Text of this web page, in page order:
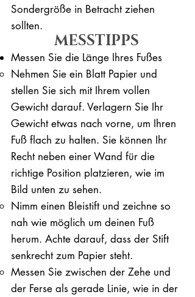
Sondergröße in Betracht ziehen
sollten.
MESSTIPPS
Messen Sie die Länge Ihres Fußes
Nehmen Sie ein Blatt Papier und
stellen Sie sich mit Ihrem vollen
Gewicht darauf. ​Verlagern Sie Ihr
Gewicht etwas nach vorne, um Ihren
Fuß flach zu halten. Sie können Ihr
Recht neben einer Wand für die
richtige Position platzieren, wie im
Bild unten zu sehen.
Nimm einen Bleistift und zeichne so
nah wie möglich um deinen Fuß
herum. Achte darauf, dass der Stift
senkrecht zum Papier steht.
Messen Sie zwischen der Zehe und
der Ferse als gerade Linie, wie in der